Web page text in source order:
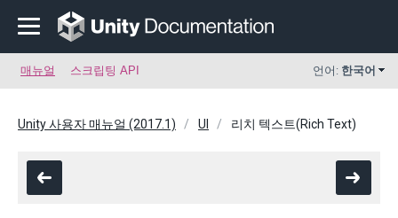
매뉴얼 스크립팅 API 언어: 한국어
Unity 사용자 매뉴얼 (2017.1) UI 리치 텍스트(Rich Text)